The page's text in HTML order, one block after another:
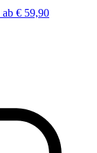
ab € 59,90